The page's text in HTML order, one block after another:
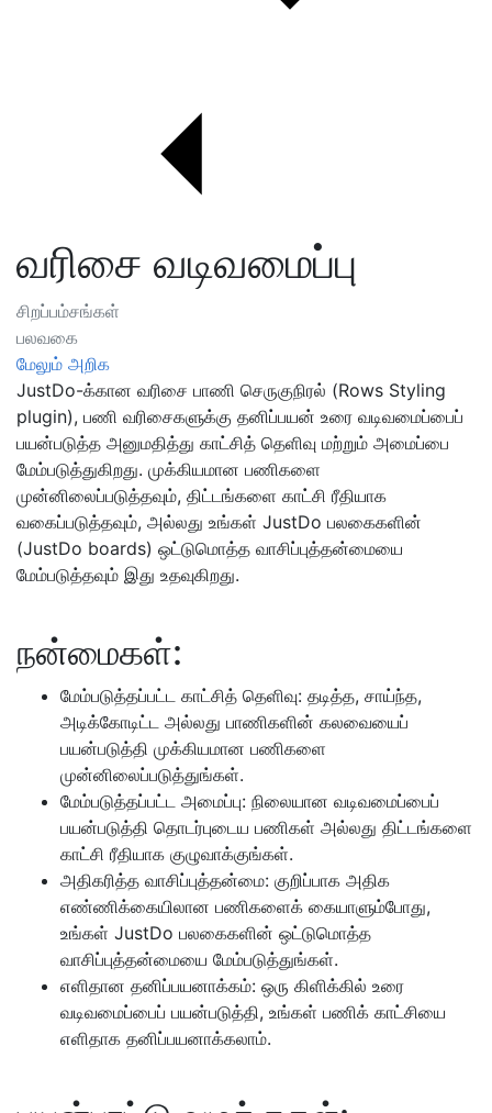
வரிசை வடிவமைப்பு
சிறப்பம்சங்கள்
பலவகை
மேலும் அறிக
JustDo-க்கான வரிசை பாணி செருகுநிரல் (Rows Styling
plugin), பணி வரிசைகளுக்கு தனிப்பயன் உரை வடிவமைப்பைப்
பயன்படுத்த அனுமதித்து காட்சித் தெளிவு மற்றும் அமைப்பை
மேம்படுத்துகிறது. முக்கியமான பணிகளை
முன்னிலைப்படுத்தவும், திட்டங்களை காட்சி ரீதியாக
வகைப்படுத்தவும், அல்லது உங்கள் JustDo பலகைகளின்
(JustDo boards) ஒட்டுமொத்த வாசிப்புத்தன்மையை
மேம்படுத்தவும் இது உதவுகிறது.
நன்மைகள்:
மேம்படுத்தப்பட்ட காட்சித் தெளிவு: தடித்த, சாய்ந்த,
அடிக்கோடிட்ட அல்லது பாணிகளின் கலவையைப்
பயன்படுத்தி முக்கியமான பணிகளை
முன்னிலைப்படுத்துங்கள்.
மேம்படுத்தப்பட்ட அமைப்பு: நிலையான வடிவமைப்பைப்
பயன்படுத்தி தொடர்புடைய பணிகள் அல்லது திட்டங்களை
காட்சி ரீதியாக குழுவாக்குங்கள்.
அதிகரித்த வாசிப்புத்தன்மை: குறிப்பாக அதிக
எண்ணிக்கையிலான பணிகளைக் கையாளும்போது,
உங்கள் JustDo பலகைகளின் ஒட்டுமொத்த
வாசிப்புத்தன்மையை மேம்படுத்துங்கள்.
எளிதான தனிப்பயனாக்கம்: ஒரு கிளிக்கில் உரை
வடிவமைப்பைப் பயன்படுத்தி, உங்கள் பணிக் காட்சியை
எளிதாக தனிப்பயனாக்கலாம்.